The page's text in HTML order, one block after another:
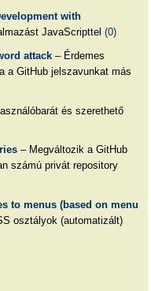
with
JavaScripttel (0)
attack– Érdemes
a GitHub jelszavunkat más
és szerethető
– Megváltozik a GitHub
számú privát repository
to menus (based on menu
osztályok (automatizált)